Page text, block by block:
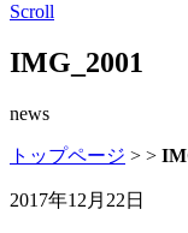
Scroll
IMG_2001
news
トップページ > >
2017年12月22日